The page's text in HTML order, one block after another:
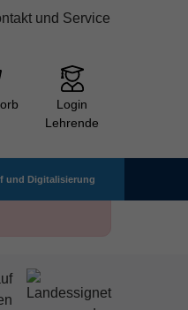
und Service
Login
Lehrende
und Digitalisierung